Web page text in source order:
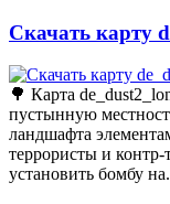
Скачать карту
🌳 Карта
пустынную
ландшафта
террористы и
установить бомбу